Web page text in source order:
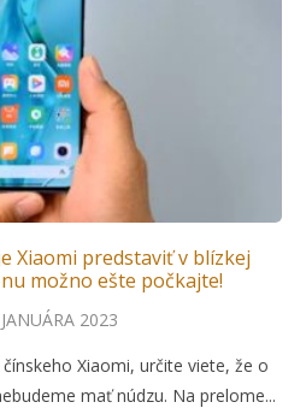
Xiaomi predstaviť v blízkej
možno ešte počkajte!
2023
Xiaomi, určite viete, že o
mať núdzu. Na prelome...